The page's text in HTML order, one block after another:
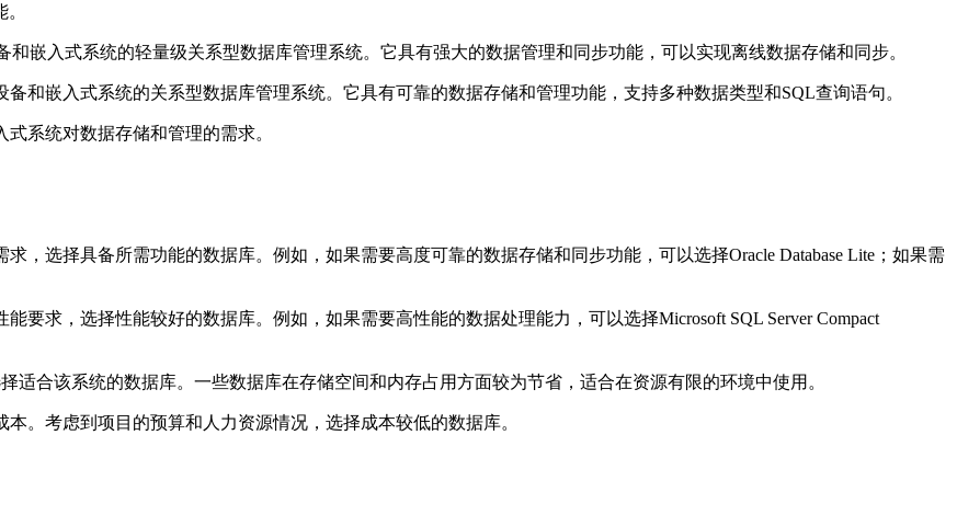
备和嵌入式系统的轻量级关系型数据库管理系统。它具有强大的数据管理和同步功能，可以实现离线数据存储和同步。
备和嵌入式系统的关系型数据库管理系统。它具有可靠的数据存储和管理功能，支持多种数据类型和SQL查询语句。
系统对数据存储和管理的需求。
，选择具备所需功能的数据库。例如，如果需要高度可靠的数据存储和同步功能，可以选择Oracle Database Lite；如果需
要求，选择性能较好的数据库。例如，如果需要高性能的数据处理能力，可以选择Microsoft SQL Server Compact
适合该系统的数据库。一些数据库在存储空间和内存占用方面较为节省，适合在资源有限的环境中使用。
。考虑到项目的预算和人力资源情况，选择成本较低的数据库。